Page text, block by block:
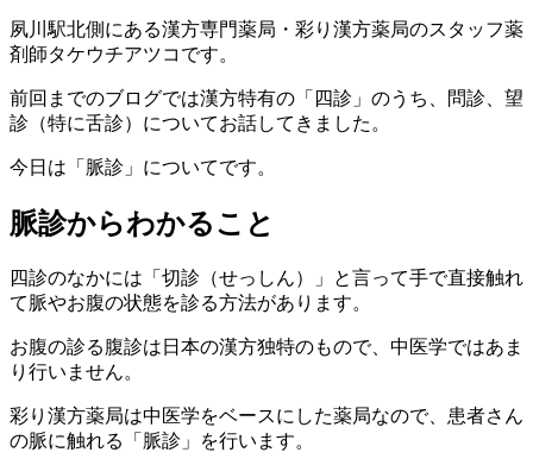
夙川駅北側にある漢方専門薬局・彩り漢方薬局のスタッフ薬
剤師タケウチアツコです。
前回までのブログでは漢方特有の「四診」のうち、問診、望
診（特に舌診）についてお話してきました。
今日は「脈診」についてです。
脈診からわかること
四診のなかには「切診（せっしん）」と言って手で直接触れ
て脈やお腹の状態を診る方法があります。
お腹の診る腹診は日本の漢方独特のもので、中医学ではあま
り行いません。
彩り漢方薬局は中医学をベースにした薬局なので、患者さん
の脈に触れる「脈診」を行います。